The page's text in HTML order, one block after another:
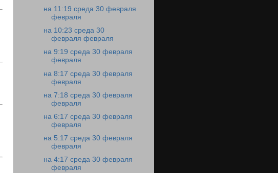
на 11:19 среда 30 февраля
февраля
на 10:23 среда 30
февраля февраля
на 9:19 среда 30 февраля
февраля
на 8:17 среда 30 февраля
февраля
на 7:18 среда 30 февраля
февраля
на 6:17 среда 30 февраля
февраля
на 5:17 среда 30 февраля
февраля
на 4:17 среда 30 февраля
февраля